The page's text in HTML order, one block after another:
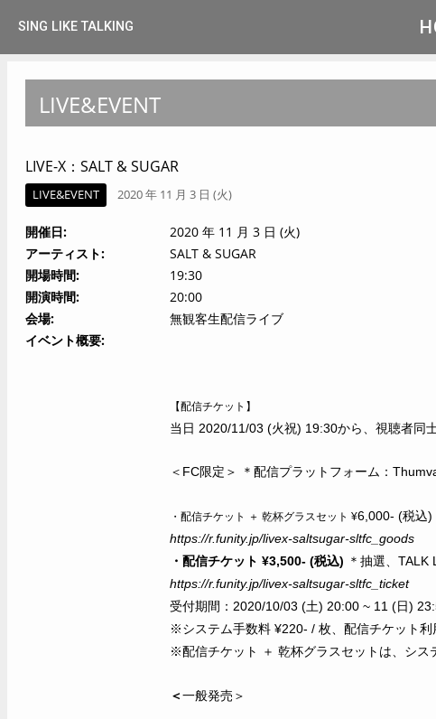
SING LIKE TALKING
LIVE&EVENT
LIVE-X：SALT & SUGAR
LIVE&EVENT 2020 年 11 月 3 日 (火)
開催日
2020 年 11 月 3 日 (火)
アーティスト
SALT & SUGAR
開場時間
19:30
開演時間
20:00
会場
無観客生配信ライブ
イベント概要
【配信チケット】
当日 2020/11/03 (火祝) 19:30から、視聴者同
＜FC限定＞ ＊配信プラットフォーム：
・配信チケット ＋ 乾杯グラスセット ¥6,000- (税込)
https://r.funity.jp/livex-saltsugar-sltfc_goods
・配信チケット ¥3,500- (税込) ＊抽選、 TALK
https://r.funity.jp/livex-saltsugar-sltfc_ticket
受付期間：2020/10/03 (土) 20:00 ~ 11 (日)
※システム手数料 ¥220- / 枚、配信チケット利
※配信チケット ＋ 乾杯グラスセットは、シ
＜一般発売＞